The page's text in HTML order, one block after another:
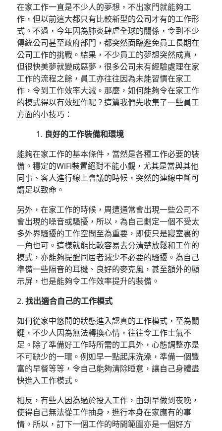
在家工作一直是不少人的夢想，不出家門就能夠工
作，但以前這大都只有比較新型的公司才有的工作形
式。不過，今年因為肺炎肆虐全球的關係，令到不少
傳統公司甚至政府部門，都突然面臨避免員工長期在
公司工作的挑戰。結果，不少員工的夢想突然成真，
但很快美夢就變成惡夢，很多公司未有經驗處理在家
工作的流程之餘，員工亦往往因為未能習慣在家工
作，令到工作效率大減。那麼，如何能夠令在家工作
的模式得以有效運作呢？這篇我們先收集了一些員工
方面的小技巧：
良好的工作裝備和環境
能夠在家工作的基本條件，當然是各種工作必要的裝
備。穩定的WiFi裝置絕對不能小覷，尤其是當與其他
同事、客人進行線上會議的時候，突然的連線中斷可
謂足以致命。
另外，在家工作的時候，周遭通常會出現一些公司不
會出現的噪音或騷擾，所以，為自己劃定一個不受太
多外界騷擾的工作空間至為重要，即使只是寢室裏的
一角也可。這樣就能比較容易去分清楚放鬆和工作的
模式，亦能夠提醒同居者減少不必要的騷擾。為自己
準備一些隔音的耳機、良好的麥克風，甚至額外的顯
示屏，也是能夠令工作效率提升的裝備。
2.找出適合自己的工作模式
如何從家中悠閒的狀態進入認真的工作模式，至為關
鍵，不少人因為無法轉換心情，往往令工作士氣不
足。除了準備好工作時所需的工具外，心態調整亦是
不可缺少的一環。例如早一點起床洗澡，準備一個豐
富的早餐等等，令自己能夠清除睡意，讓自己身體盡
快進入工作模式。
相反，有些人因為過於投入工作，由朝早做到夜晚，
使得自己無法從工作抽身，進行本身在家應有的事
情。所以，訂下一個工作的時間範圍亦是一個好方